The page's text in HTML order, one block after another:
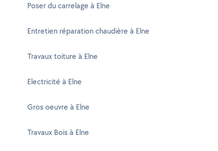
Poser du carrelage à Elne
Entretien réparation chaudière à Elne
Travaux toiture à Elne
Electricité à Elne
Gros oeuvre à Elne
Travaux Bois à Elne